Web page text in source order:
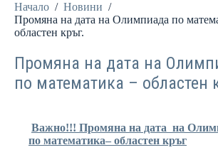
Начало / Новини /
Промяна на дата на Олимпиада по
областен кръг.
Промяна на дата на
по математика – областен
Важно!!! Промяна на дата на
по математика– областен кръг